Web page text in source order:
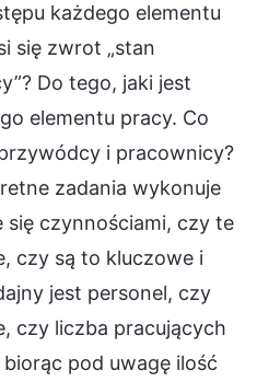
każdego elementu
się zwrot „stan
Do tego, jaki jest
elementu pracy. Co
i pracownicy?
zadania wykonuje
się czynnościami, czy te
czy są to kluczowe i
jest personel, czy
czy liczba pracujących
pod uwagę ilość